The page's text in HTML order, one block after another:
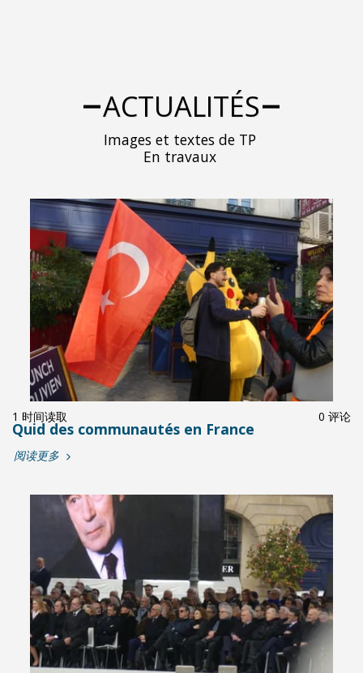
ACTUALITÉS
Images et textes de TP
En travaux
1 时间读取 0 评论
Quid des communautés en France
阅读更多